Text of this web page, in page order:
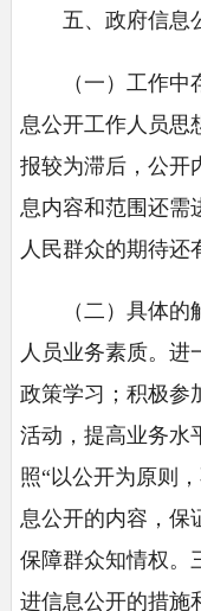
五、政府信息
（一）工作
息公开工作人员思
报较为滞后，公开
息内容和范围还需
人民群众的期待还
（二）具体
人员业务素质。进
政策学习；积极参
活动，提高业务水
照“以公开为原则
息公开的内容，保
保障群众知情权。
进信息公开的措施